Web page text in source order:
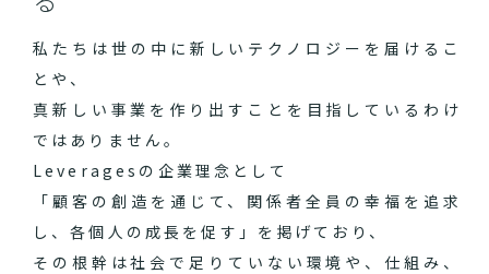
私たちは世の中に新しいテクノロジーを届けるこ
とや、
真新しい事業を作り出すことを目指しているわけ
ではありません。
Leveragesの企業理念として
「顧客の創造を通じて、関係者全員の幸福を追求
し、各個人の成長を促す」を掲げており、
その根幹は社会で足りていない環境や、仕組み、